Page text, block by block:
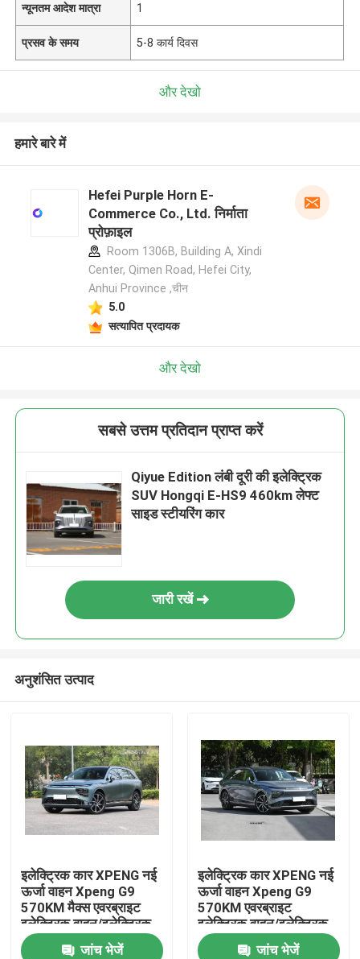
न्यूनतम आदेश मात्रा 1
प्रसव के समय 5-8 कार्य दिवस
और देखो
हमारे बारे में
Hefei Purple Horn E-
Commerce Co., Ltd. निर्माता
प्रोफ़ाइल
Room 1306B, Building A, Xindi
Center, Qimen Road, Hefei City,
Anhui Province ,चीन
5.0
सत्यापित प्रदायक
और देखो
सबसे उत्तम प्रतिदान प्राप्त करें
Qiyue Edition लंबी दूरी की इलेक्ट्रिक
SUV Hongqi E-HS9 460km लेफ्ट
साइड स्टीयरिंग कार
जारी रखें
अनुशंसित उत्पाद
इलेक्ट्रिक कार XPENG नई
ऊर्जा वाहन Xpeng G9
570KM मैक्स एवरब्राइट
इलेक्ट्रिक वाहन/इलेक्ट्रिक
एसयूवी
जांच भेजें
इलेक्ट्रिक कार XPENG नई
ऊर्जा वाहन Xpeng G9
570KM एवरब्राइट
इलेक्ट्रिक वाहन/इलेक्ट्रिक
एसयूवी
जांच भेजें